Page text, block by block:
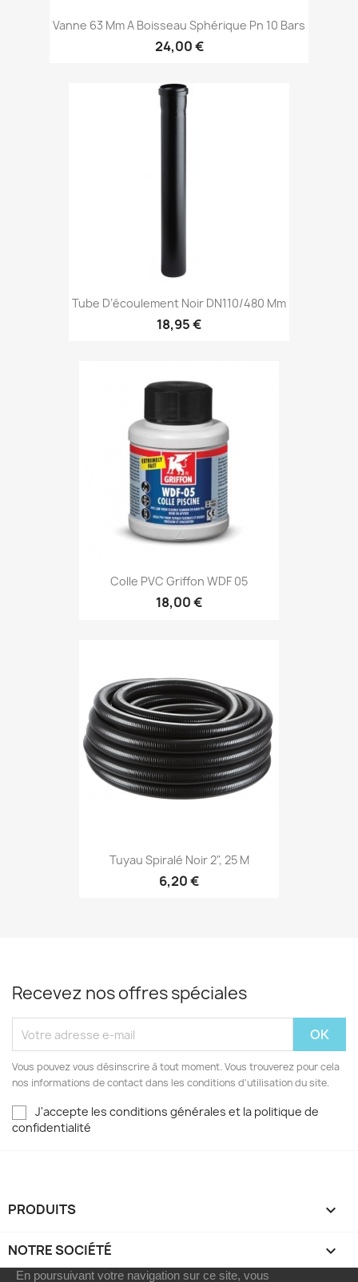
Vanne 63 Mm A Boisseau Sphérique Pn 10 Bars
24,00 €
Tube D’écoulement Noir DN110/480 Mm
18,95 €
Colle PVC Griffon WDF 05
18,00 €
Tuyau Spiralé Noir 2", 25 M
6,20 €
Recevez nos offres spéciales
Vous pouvez vous désinscrire à tout moment. Vous trouverez pour cela
nos informations de contact dans les conditions d'utilisation du site.
J'accepte les conditions générales et la politique de
confidentialité
PRODUITS 
NOTRE SOCIÉTÉ 
En poursuivant votre navigation sur ce site, vous